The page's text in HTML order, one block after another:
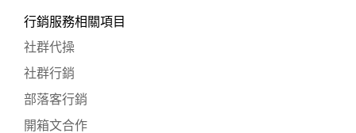
行銷服務相關項目
社群代操
社群行銷
部落客行銷
開箱文合作